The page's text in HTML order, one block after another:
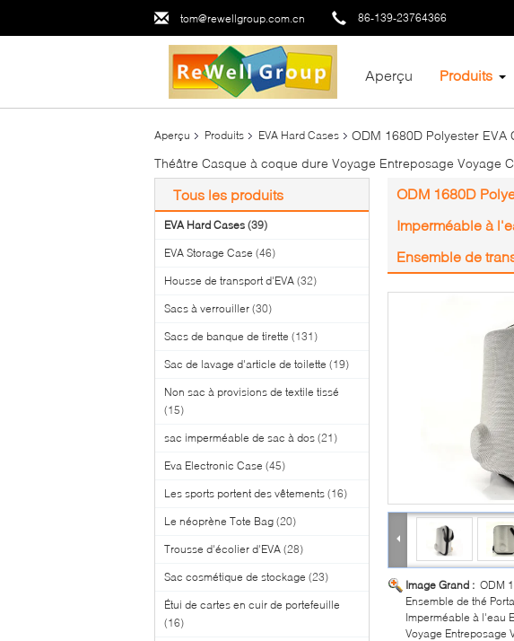
tom@rewellgroup.com.cn 86-139-23764366
Aperçu Produits
Aperçu Produits EVA Hard Cases
ODM 1680D Polyester
Théâtre Casque à coque dure Voyage Entreposage Voyage
Tous les produits
EVA Hard Cases (39)
EVA Storage Case (46)
Housse de transport d'EVA (32)
Sacs à verrouiller (30)
Sacs de banque de tirette (131)
Sac de lavage d'article de toilette (19)
Non sac à provisions de textile tissé
(15)
sac imperméable de sac à dos (21)
Eva Electronic Case (45)
Les sports portent des vêtements (16)
Le néoprène Tote Bag (20)
Trousse d'écolier d'EVA (28)
Sac cosmétique de stockage (23)
Étui de cartes en cuir de portefeuille
(16)
ODM 1680D
Imperméable à
Ensemble de
Image Grand : ODM
Ensemble de thé
Imperméable à l'eau
Voyage Entreposage